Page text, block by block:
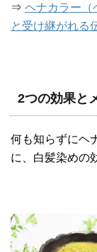
⇒ ヘナカラー（
と受け継がれる
2つの効果と
何も知らずにヘ
に、白髪染めの